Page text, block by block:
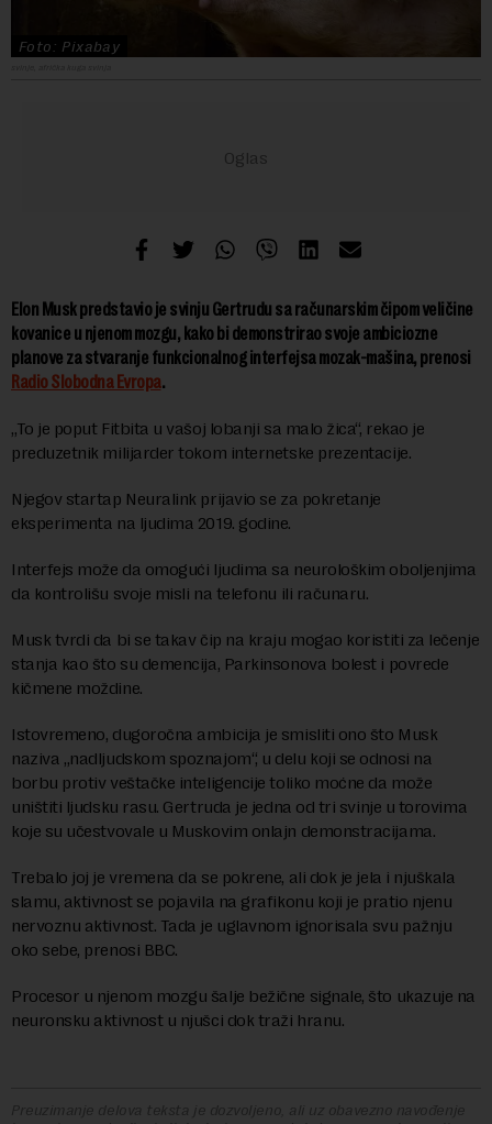
Foto: Pixabay
Elon Musk predstavio je svinju Gertrudu sa računarskim čipom veličine
kovanice u njenom mozgu, kako bi demonstrirao svoje ambiciozne
planove za stvaranje funkcionalnog interfejsa mozak-mašina, prenosi
Radio Slobodna Evropa.
„To je poput Fitbita u vašoj lobanji sa malo žica“, rekao je
preduzetnik milijarder tokom internetske prezentacije.
Njegov startap Neuralink prijavio se za pokretanje
eksperimenta na ljudima 2019. godine.
Interfejs može da omogući ljudima sa neurološkim oboljenjima
da kontrolišu svoje misli na telefonu ili računaru.
Musk tvrdi da bi se takav čip na kraju mogao koristiti za lečenje
stanja kao što su demencija, Parkinsonova bolest i povrede
kičmene moždine.
Istovremeno, dugoročna ambicija je smisliti ono što Musk
naziva „nadljudskom spoznajom“, u delu koji se odnosi na
borbu protiv veštačke inteligencije toliko moćne da može
uništiti ljudsku rasu. Gertruda je jedna od tri svinje u torovima
koje su učestvovale u Muskovim onlajn demonstracijama.
Trebalo joj je vremena da se pokrene, ali dok je jela i njuškala
slamu, aktivnost se pojavila na grafikonu koji je pratio njenu
nervoznu aktivnost. Tada je uglavnom ignorisala svu pažnju
oko sebe, prenosi BBC.
Procesor u njenom mozgu šalje bežične signale, što ukazuje na
neuronsku aktivnost u njušci dok traži hranu.
Preuzimanje delova teksta je dozvoljeno, ali uz obavezno navođenje